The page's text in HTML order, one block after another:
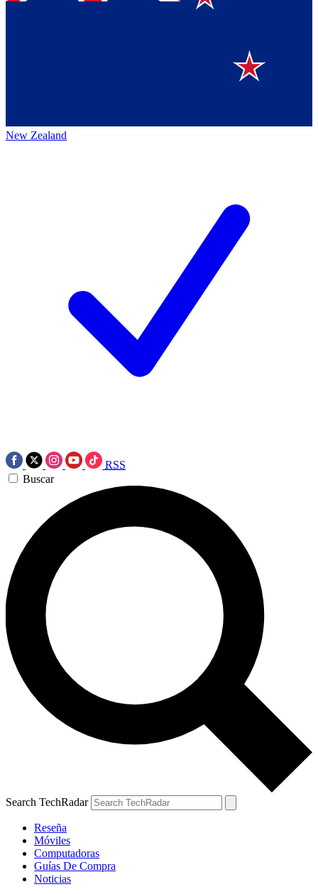
New Zealand
RSS
Buscar
Search TechRadar
Reseña
Móviles
Computadoras
Guías De Compra
Noticias